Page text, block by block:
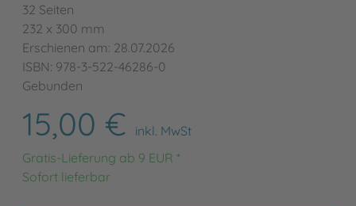
32 Seiten
232 x 300 mm
Erschienen am: 28.07.2026
ISBN: 978-3-522-46286-0
Gebunden
15,00 €
inkl. MwSt
Gratis-Lieferung ab 9 EUR *
Sofort lieferbar